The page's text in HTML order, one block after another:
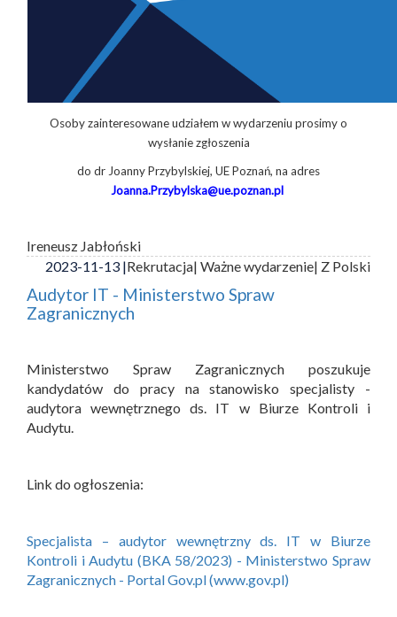
Osoby zainteresowane udziałem w wydarzeniu prosimy o
wysłanie zgłoszenia
do dr Joanny Przybylskiej, UE Poznań, na adres
Joanna.Przybylska@ue.poznan.pl
Ireneusz Jabłoński
2023-11-13 |Rekrutacja| Ważne wydarzenie| Z Polski
Audytor IT - Ministerstwo Spraw
Zagranicznych
Ministerstwo Spraw Zagranicznych poszukuje
kandydatów do pracy na stanowisko specjalisty -
audytora wewnętrznego ds. IT w Biurze Kontroli i
Audytu.
Link do ogłoszenia:
Specjalista – audytor wewnętrzny ds. IT w Biurze
Kontroli i Audytu (BKA 58/2023) - Ministerstwo Spraw
Zagranicznych - Portal Gov.pl (www.gov.pl)